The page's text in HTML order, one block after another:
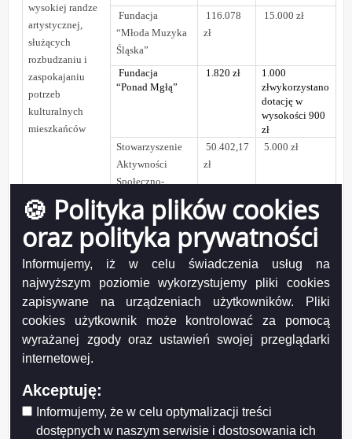
🍪 Polityka plików cookies
oraz polityka prywatności
Informujemy, iż w celu świadczenia usług na
najwyższym poziomie wykorzystujemy pliki cookies
zapisywane na urządzeniach użytkowników. Pliki
cookies użytkownik może kontrolować za pomocą
wyrażanej zgody oraz ustawień swojej przeglądarki
internetowej.
Akceptuję:
Informujemy, że w celu optymalizacji treści
dostępnych w naszym serwisie i dostosowania ich
wysokiej randze
artystycznej,
służących
rozbudzaniu i
zaspokajaniu
potrzeb
kulturalnych
mieszkańców
Fundacja
“Młoda Muzyka
Śląska”
116.078
zł
15.000 zł
Fundacja
“Ponad Mgłą”
1.820 zł
1.000
złwykorzystano
dotację w
wysokości 900
zł
Stowarzyszenie
Aktywności
Społeczno-
Artystycznej
“Nie Po Drodze”
50.402,17
zł
5.000 zł
Towarzystwo
Przyjaciół Dzieci
Oddział
Okręgowy w
Suwałkach
6.507,38
zł
1.500 zł
Stowarzyszenie
789,05 zł 500 zł
Stowarzyszenie
na Rzecz
zł